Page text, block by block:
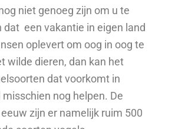
niet genoeg zijn om u te
dat een vakantie in eigen land
oplevert om oog in oog te
wilde dieren, dan kan het
dat voorkomt in
nog helpen. De
zijn er namelijk ruim 500